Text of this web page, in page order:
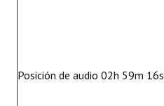
Posición de audio 02h 59m 16s